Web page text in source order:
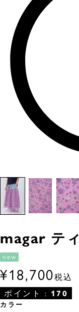
magar テ
new
¥18,700税込
ポイント : 170
カラー